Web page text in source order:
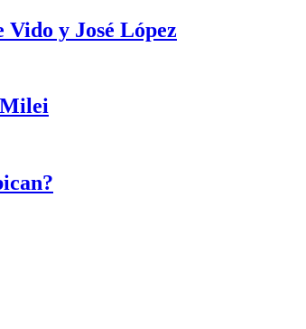
Vido y José López
Milei